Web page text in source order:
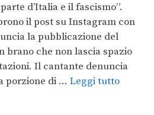
d’Italia e il fascismo”.
il post su Instagram con
la pubblicazione del
brano che non lascia spazio
Il cantante denuncia
porzione di … Leggi tutto